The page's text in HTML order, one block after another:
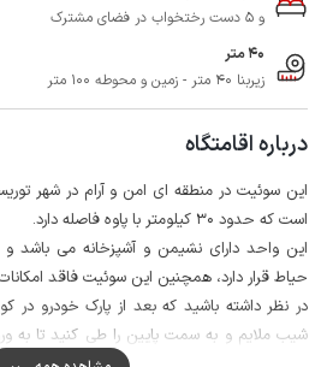
و 5 دست رختخواب در فضای مشترک
40 متر
زیربنا 40 متر - زمین و محوطه 100 متر
درباره اقامتگاه
این سوئیت در منطقه ای امن و آرام در شهر
است که حدود 30 کیلومتر با پاوه فاصله دارد.
این واحد دارای نشیمن و آشپزخانه می باشد و
حیاط قرار دارد، همچنین این سوئیت فاقد
شیب ملایم و به سمت پایین را طی کنید تا به